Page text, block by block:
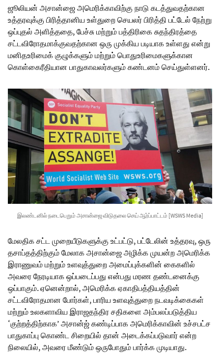
ஜூலியன் அசான்ஜை அமெரிக்காவிற்கு நாடு கடத்துவதற்கான
உத்தரவுக்கு பிரித்தானிய உள்துறை செயலர் பிரித்தி பட்டேல் நேற்று
ஒப்புதல் அளித்ததை, பேச்சு மற்றும் பத்திரிகை சுதந்திரத்தை
சட்டவிரோதமாக்குவதற்கான ஒரு முக்கிய படியாக உள்ளது என்று
மனிதஉரிமைக் குழுக்களும் மற்றும் பொதுஉரிமைகளுக்கான
கொள்கைரீதியான பாதுகாவலர்களும் கண்டனம் செய்துள்ளனர்.
இலண்டனில் நடைபெறும் அசான்ஜை விடுதலை செய் ஆர்ப்பாட்டம் [WSWS Media]
மேலதிக சட்ட முறையீடுகளுக்கு உட்பட்டு, பட்டேலின் உத்தரவு, ஒரு
தசாப்தத்திற்கும் மேலாக அசான்ஜை அழிக்க முயன்ற அமெரிக்க
இராணுவம் மற்றும் உளவுத்துறை அமைப்புக்களின் கைகளில்
அவரை நேரடியாக ஒப்படைப்பது என்பது மரண தண்டனைக்கு
ஒப்பாகும். ஏனென்றால், அமெரிக்க ஏகாதிபத்தியத்தின்
சட்டவிரோதமான போர்கள், பாரிய உளவுத்துறை நடவடிக்கைகள்
மற்றும் உலகளாவிய இராஜதந்திர சதிகளை அம்பலப்படுத்திய
‘குற்றத்திற்காக’ அசான்ஜ் கண்டிப்பாக அமெரிக்காவின் உச்சபட்ச
பாதுகாப்பு கொண்ட சிறையில் தான் அடைக்கப்படுவார் என்ற
நிலையில், அவரை மீண்டும் ஒருபோதும் பார்க்க முடியாது.